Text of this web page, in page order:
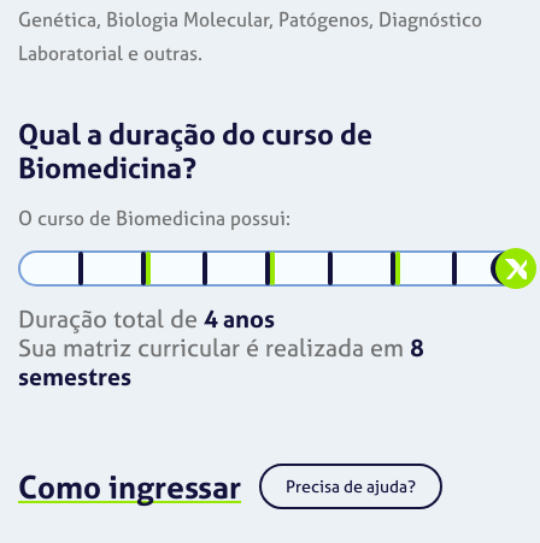
Genética, Biologia Molecular, Patógenos, Diagnóstico
Laboratorial e outras.
Qual a duração do curso de
Biomedicina?
O curso de Biomedicina possui:
Duração total de 4 anos
Sua matriz curricular é realizada em 8
semestres
Como ingressar Precisa de ajuda?